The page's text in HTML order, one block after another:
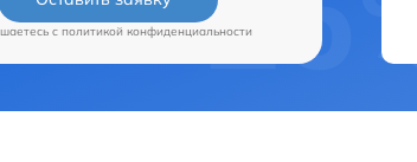
c политикой конфиденциальности